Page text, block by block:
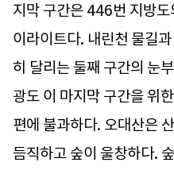
지막 구간은 446번 지방도
이라이트다. 내린천 물길
히 달리는 둘째 구간의 눈
광도 이 마지막 구간을 위
편에 불과하다. 오대산은
듬직하고 숲이 울창하다.